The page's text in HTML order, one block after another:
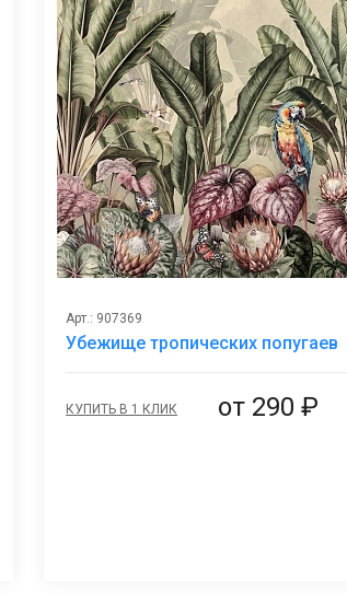
Арт.: 907369
Убежище тропических попугаев
КУПИТЬ В 1 КЛИК от 290 ₽